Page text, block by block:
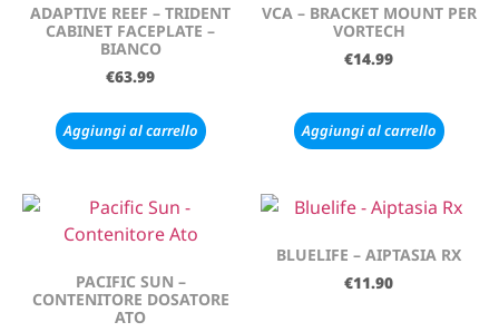
ADAPTIVE REEF – TRIDENT
CABINET FACEPLATE –
BIANCO
€63.99
Aggiungi al carrello
VCA – BRACKET MOUNT PER
VORTECH
€14.99
Aggiungi al carrello
PACIFIC SUN –
CONTENITORE DOSATORE
ATO
BLUELIFE – AIPTASIA RX
€11.90